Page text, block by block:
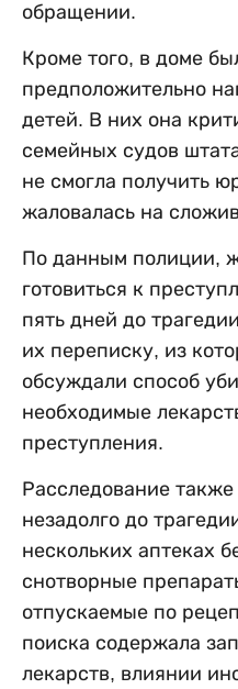
обращении.
Кроме того, в доме
предположительно
детей. В них она
семейных судов
не смогла получить
жаловалась на
По данным полиции,
готовиться к
пять дней до
их переписку, из
обсуждали способ
необходимые
преступления.
Расследование также
незадолго до
нескольких аптеках
снотворные
отпускаемые по
поиска содержала
лекарств, влиянии